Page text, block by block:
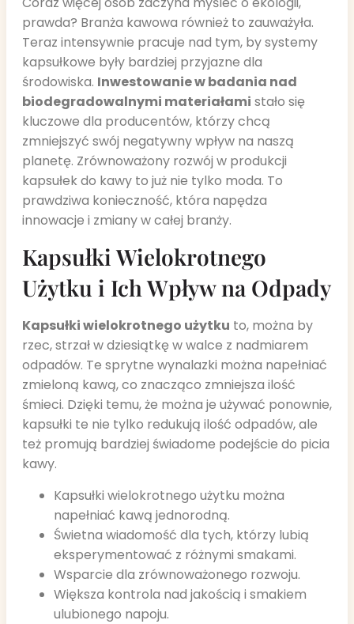
prawda? Branża kawowa również to zauważyła.
Teraz intensywnie pracuje nad tym, by systemy
kapsułkowe były bardziej przyjazne dla
środowiska. Inwestowanie w badania nad
biodegradowalnymi materiałami stało się
kluczowe dla producentów, którzy chcą
zmniejszyć swój negatywny wpływ na naszą
planetę. Zrównoważony rozwój w produkcji
kapsułek do kawy to już nie tylko moda. To
prawdziwa konieczność, która napędza
innowacje i zmiany w całej branży.
Kapsułki Wielokrotnego
Użytku i Ich Wpływ na Odpady
Kapsułki wielokrotnego użytku to, można by
rzec, strzał w dziesiątkę w walce z nadmiarem
odpadów. Te sprytne wynalazki można napełniać
zmieloną kawą, co znacząco zmniejsza ilość
śmieci. Dzięki temu, że można je używać ponownie,
kapsułki te nie tylko redukują ilość odpadów, ale
też promują bardziej świadome podejście do picia
kawy.
Kapsułki wielokrotnego użytku można
napełniać kawą jednorodną.
Świetna wiadomość dla tych, którzy lubią
eksperymentować z różnymi smakami.
Wsparcie dla zrównoważonego rozwoju.
Większa kontrola nad jakością i smakiem
ulubionego napoju.